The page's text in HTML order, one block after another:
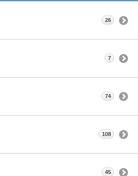
26
7
74
108
45